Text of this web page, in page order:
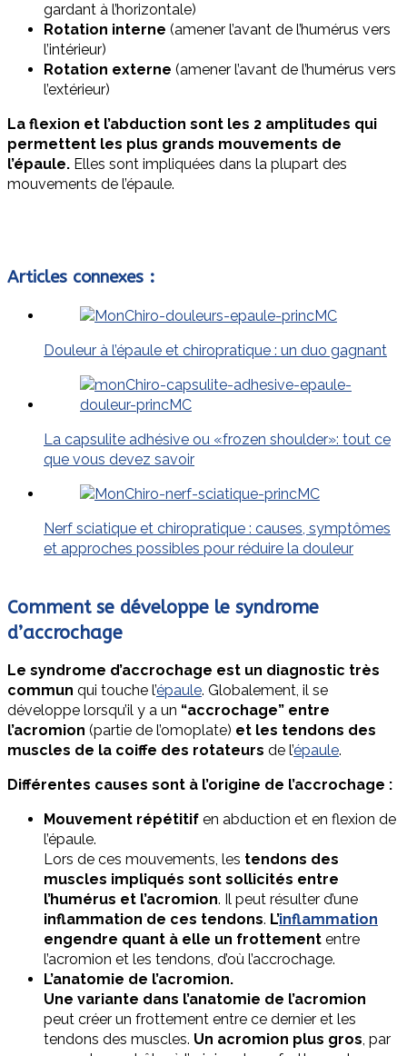
gardant à l’horizontale)
Rotation interne (amener l’avant de l’humérus vers
l’intérieur)
Rotation externe (amener l’avant de l’humérus vers
l’extérieur)
La flexion et l’abduction sont les 2 amplitudes qui
permettent les plus grands mouvements de
l’épaule. Elles sont impliquées dans la plupart des
mouvements de l’épaule.
Articles connexes :
Douleur à l’épaule et chiropratique : un duo gagnant
La capsulite adhésive ou «frozen shoulder»: tout ce
que vous devez savoir
Nerf sciatique et chiropratique : causes, symptômes
et approches possibles pour réduire la douleur
Comment se développe le syndrome
d’accrochage
Le syndrome d’accrochage est un diagnostic très
commun qui touche l’épaule. Globalement, il se
développe lorsqu’il y a un “accrochage” entre
l’acromion (partie de l’omoplate) et les tendons des
muscles de la coiffe des rotateurs de l’épaule.
Différentes causes sont à l’origine de l’accrochage :
Mouvement répétitif en abduction et en flexion de
l’épaule.
Lors de ces mouvements, les tendons des
muscles impliqués sont sollicités entre
l’humérus et l’acromion. Il peut résulter d’une
inflammation de ces tendons. L’inflammation
engendre quant à elle un frottement entre
l’acromion et les tendons, d’où l’accrochage.
L’anatomie de l’acromion.
Une variante dans l’anatomie de l’acromion
peut créer un frottement entre ce dernier et les
tendons des muscles. Un acromion plus gros, par